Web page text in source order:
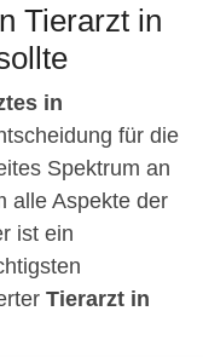
Tierarzt in
in
für die
Spektrum an
alle Aspekte der
ist ein
Tierarzt in